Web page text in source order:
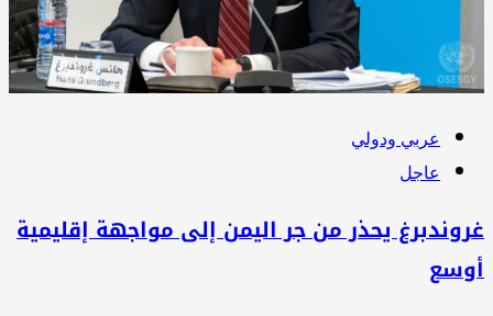
عربي ودولي
عاجل
يحذر من جر اليمن إلى مواجهة إقليمية